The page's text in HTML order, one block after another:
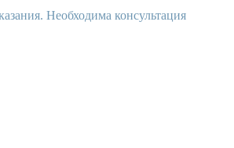
Необходима консультация